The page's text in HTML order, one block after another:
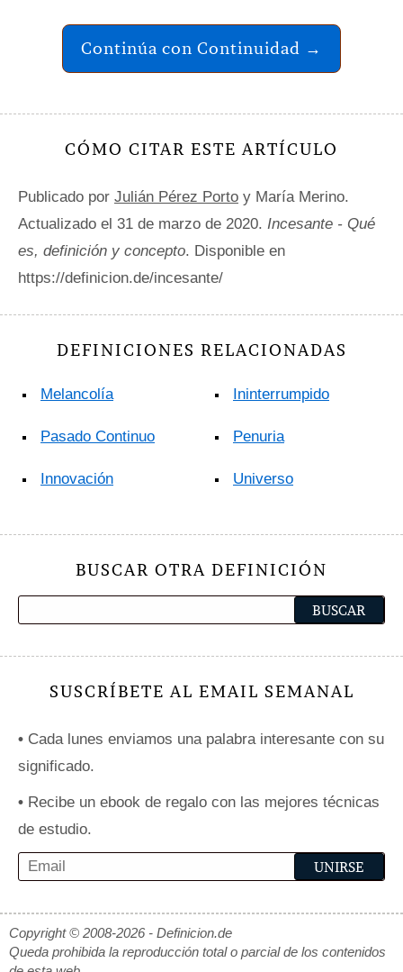
Continúa con Continuidad →
CÓMO CITAR ESTE ARTÍCULO
Publicado por Julián Pérez Porto y María Merino.
Actualizado el 31 de marzo de 2020. Incesante - Qué
es, definición y concepto. Disponible en
https://definicion.de/incesante/
DEFINICIONES RELACIONADAS
Melancolía
Pasado Continuo
Innovación
Ininterrumpido
Penuria
Universo
BUSCAR OTRA DEFINICIÓN
SUSCRÍBETE AL EMAIL SEMANAL
• Cada lunes enviamos una palabra interesante con su
significado.
• Recibe un ebook de regalo con las mejores técnicas
de estudio.
Copyright © 2008-2026 - Definicion.de
Queda prohibida la reproducción total o parcial de los contenidos